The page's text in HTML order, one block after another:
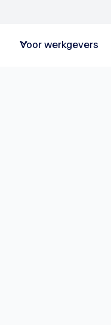
Voor werkgevers